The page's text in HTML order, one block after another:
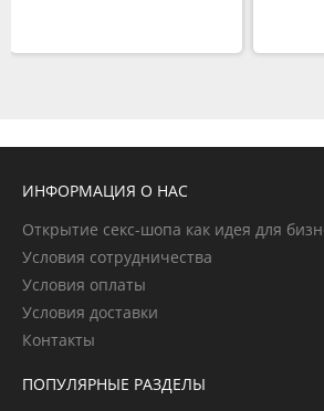
ИНФОРМАЦИЯ О НАС
Открытие секс-шопа как идея для
Условия сотрудничества
Условия оплаты
Условия доставки
Контакты
ПОПУЛЯРНЫЕ РАЗДЕЛЫ